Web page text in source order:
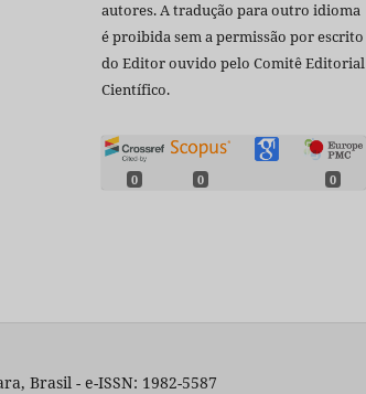
autores. A tradução para outro idioma
é proibida sem a permissão por escrito
do Editor ouvido pelo Comitê Editorial
Científico.
0 0 0
Brasil - e-ISSN: 1982-5587